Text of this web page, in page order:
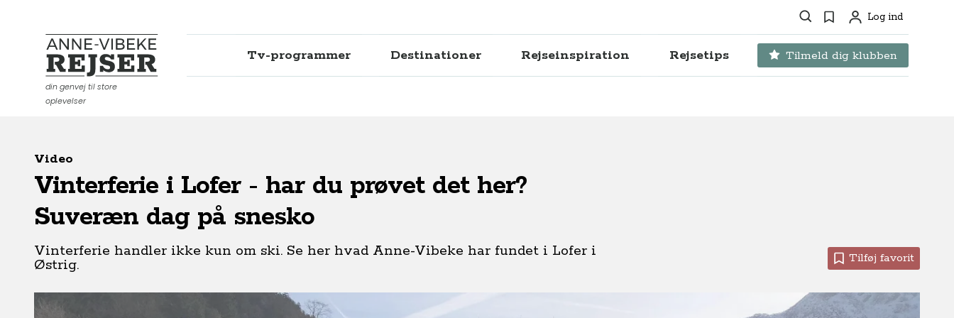
Søg Favoritter
ProfilLog ind
Anne-Vibeke Rejser
din genvej til store
oplevelser
Tv-programmer Destinationer Rejseinspiration Rejsetips Tilmeld dig klubben
Video
Vinterferie i Lofer - har du prøvet det her?
Suveræn dag på snesko
Vinterferie handler ikke kun om ski. Se her hvad Anne-Vibeke har fundet i Lofer i
Østrig.
Tilføj favorit